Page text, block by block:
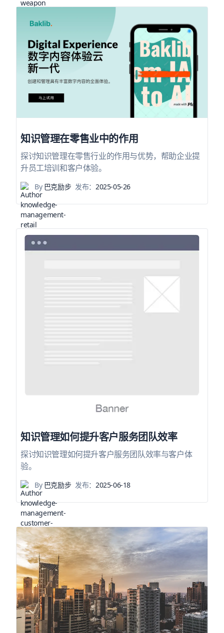
知识管理在零售业中的作用
探讨知识管理在零售行业的作用与优势，帮助企业提
升员工培训和客户体验。
By巴克励步 发布： 2025-05-26
知识管理如何提升客户服务团队效率
探讨知识管理如何提升客户服务团队效率与客户体
验。
By巴克励步 发布： 2025-06-18